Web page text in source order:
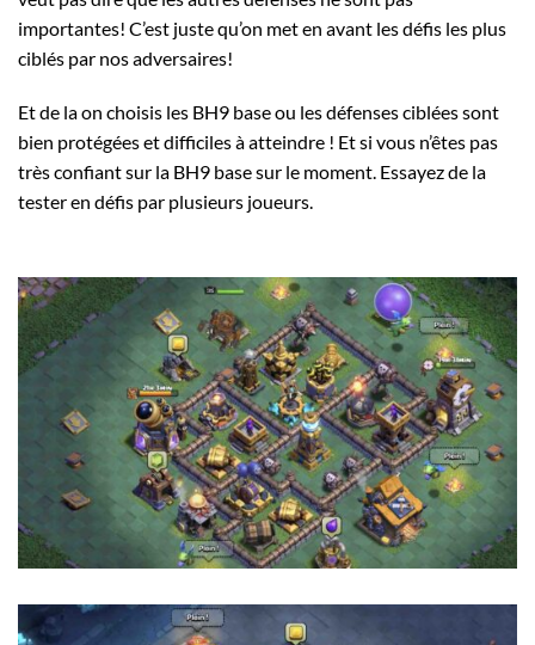
importantes! C’est juste qu’on met en avant les défis les plus
ciblés par nos adversaires!
Et de la on choisis les BH9 base ou les défenses ciblées sont
bien protégées et difficiles à atteindre ! Et si vous n’êtes pas
très confiant sur la BH9 base sur le moment. Essayez de la
tester en défis par plusieurs joueurs.